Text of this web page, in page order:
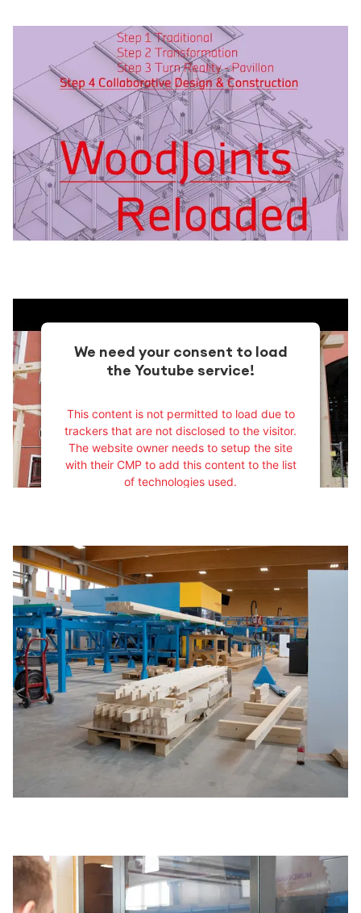
We need your consent to load
the Youtube service!
This content is not permitted to load due to
trackers that are not disclosed to the visitor.
The website owner needs to setup the site
with their CMP to add this content to the list
of technologies used.